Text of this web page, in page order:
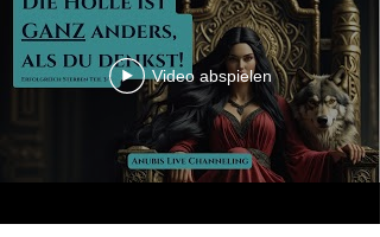
Video abspielen